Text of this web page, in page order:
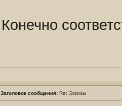
Конечно
Заголовок сообщения: Re: Эскизы